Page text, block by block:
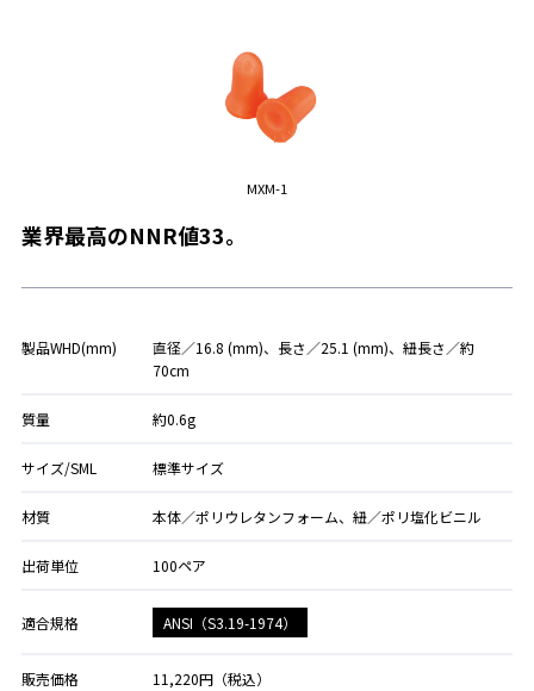
MXM-1
業界最高のNNR値33。
製品WHD(mm)
直径／16.8 (mm)、長さ／25.1 (mm)、紐長さ／約
70cm
質量 約0.6g
サイズ/SML 標準サイズ
材質 本体／ポリウレタンフォーム、紐／ポリ塩化ビニル
出荷単位 100ペア
適合規格 ANSI（S3.19-1974）
販売価格 11,220円（税込）